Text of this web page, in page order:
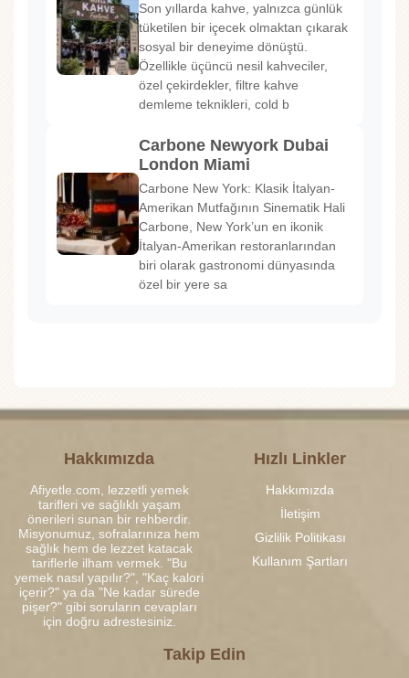
Son yıllarda kahve, yalnızca günlük
tüketilen bir içecek olmaktan çıkarak
sosyal bir deneyime dönüştü.
Özellikle üçüncü nesil kahveciler,
özel çekirdekler, filtre kahve
demleme teknikleri, cold b
Carbone Newyork Dubai
London Miami
Carbone New York: Klasik İtalyan-
Amerikan Mutfağının Sinematik Hali
Carbone, New York’un en ikonik
İtalyan-Amerikan restoranlarından
biri olarak gastronomi dünyasında
özel bir yere sa
Hakkımızda
Afiyetle.com, lezzetli yemek
tarifleri ve sağlıklı yaşam
önerileri sunan bir rehberdir.
Misyonumuz, sofralarınıza hem
sağlık hem de lezzet katacak
tariflerle ilham vermek. "Bu
yemek nasıl yapılır?", "Kaç kalori
içerir?" ya da "Ne kadar sürede
pişer?" gibi soruların cevapları
için doğru adrestesiniz.
Hızlı Linkler
Hakkımızda
İletişim
Gizlilik Politikası
Kullanım Şartları
Takip Edin